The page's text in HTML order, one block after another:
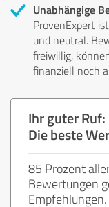
Unabhängige
ProvenExpert
und neutral.
freiwillig,
finanziell noch
Ihr guter Ruf:
Die beste
85 Prozent
Bewertungen
Empfehlungen.